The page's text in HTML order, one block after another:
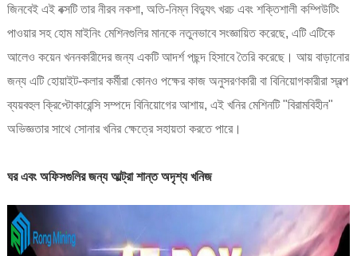
জিনবেই এই বক্সটি তার নীরব নকশা, অতি-নিম্ন বিদ্যুৎ খরচ এবং শক্তিশালী কম্পিউটিং
পাওয়ার সহ হোম মাইনিং মেশিনগুলির মানকে নতুনভাবে সংজ্ঞায়িত করেছে, এটি এটিকে
আলেও কয়েন খননকারীদের জন্য একটি আদর্শ পছন্দ হিসাবে তৈরি করেছে। আয় বাড়ানোর
জন্য এটি হোয়াইট-কলার কর্মীরা কোনও পক্ষের কাজ অনুসরণকারী বা বিনিয়োগকারীরা স্বল্প
ব্যয়বহুল ক্রিপ্টোকারেন্সি সম্পদে বিনিয়োগের আশায়, এই খনির মেশিনটি "বিরামবিহীন"
অভিজ্ঞতার সাথে সোনার খনির ক্ষেত্রে সহায়তা করতে পারে।
ঘর এবং অফিসগুলির জন্য আল্ট্রা শান্ত অদৃশ্য খনিজ